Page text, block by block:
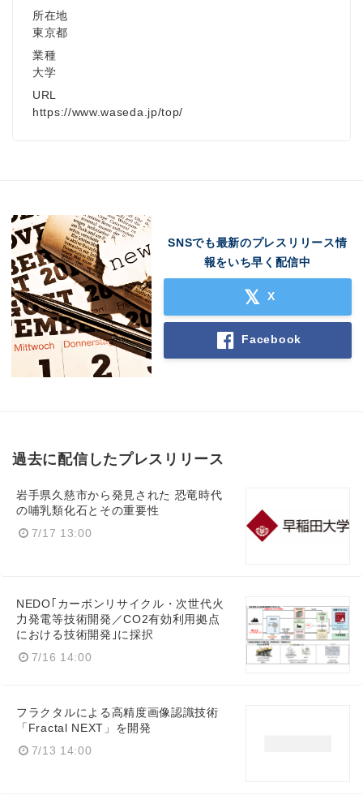
所在地
東京都
業種
大学
URL
https://www.waseda.jp/top/
SNSでも最新のプレスリリース情
報をいち早く配信中
X
Facebook
過去に配信したプレスリリース
岩手県久慈市から発見された 恐竜時代
の哺乳類化石とその重要性
7/17 13:00
NEDO｢カーボンリサイクル・次世代火
力発電等技術開発／CO2有効利用拠点
における技術開発｣に採択
7/16 14:00
フラクタルによる高精度画像認識技術
「Fractal NEXT」を開発
7/13 14:00